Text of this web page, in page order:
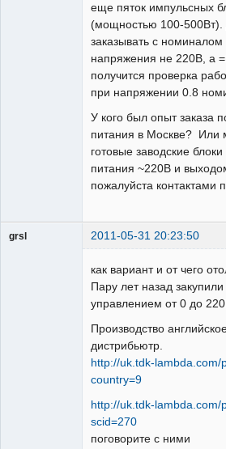
еще пяток импульсных
(мощностью 100-
заказывать с номиналом
напряжения не 220В, а
получится проверка
при напряжении 0.8
У кого был опыт заказа
питания в Москве? Или
готовые заводские
питания ~220В и
пожалуйста
grsl 2011-05-31 20:23:50
как вариант и от чего
Пару лет назад закупили
управлением от 0 до
Производство
дистрибьютр.
http://uk.tdk-
country=9
http://uk.tdk-
scid=270
поговорите с ними